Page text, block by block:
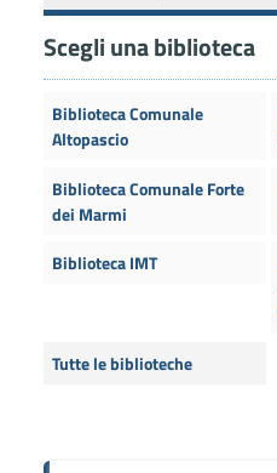
Scegli una biblioteca
Biblioteca Comunale
Altopascio
Biblioteca Comunale Forte
dei Marmi
Biblioteca IMT
Tutte le biblioteche